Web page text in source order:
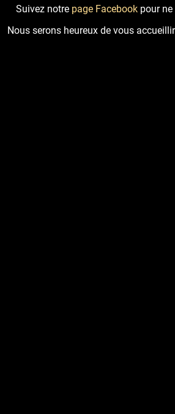
Suivez notre page Facebookpour ne
Nous serons heureux de vous